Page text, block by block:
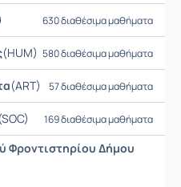
630 διαθέσιμα μαθήματα
(HUM) 580 διαθέσιμα μαθήματα
(ART) 57 διαθέσιμα μαθήματα
(SOC) 169 διαθέσιμα μαθήματα
Φροντιστηρίου Δήμου